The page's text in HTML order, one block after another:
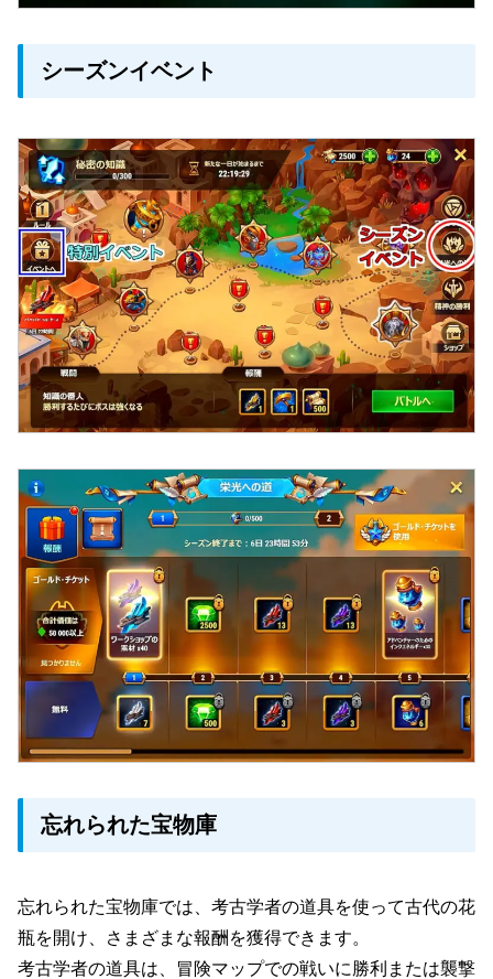
シーズンイベント
忘れられた宝物庫
忘れられた宝物庫では、考古学者の道具を使って古代の花
瓶を開け、さまざまな報酬を獲得できます。
考古学者の道具は、冒険マップでの戦いに勝利または襲撃